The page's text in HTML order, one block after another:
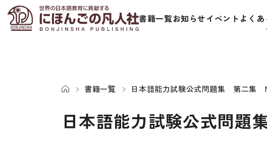
書籍一覧お知らせイベント よく
書籍一覧 日本語能力試験公式問題集 第二集
日本語能力試験公式問